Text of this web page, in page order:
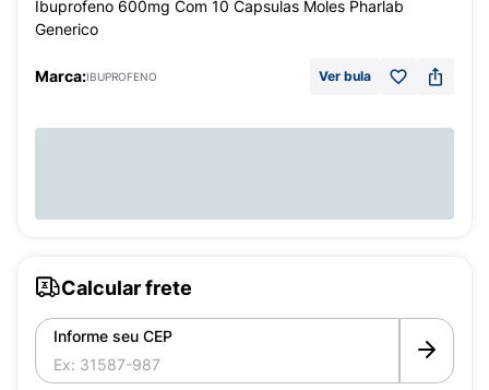
Ibuprofeno 600mg Com 10 Capsulas Moles Pharlab
Generico
Marca:IBUPROFENO Ver bula
Calcular frete
Informe seu CEP